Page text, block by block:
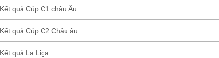
Kết quả Cúp C1 châu Âu
Kết quả Cúp C2 Châu âu
Kết quả La Liga